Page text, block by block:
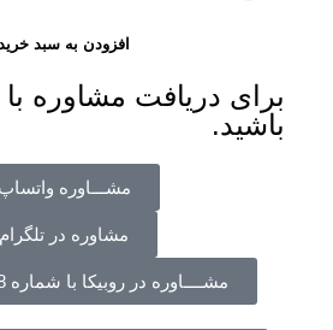
افزودن به سبد
برای دریافت مشاوره با
باشید.
مشـــاوره واتساپ
مشاوره در تلگرام
مشــــاوره در روبیکا با شماره 09128870988